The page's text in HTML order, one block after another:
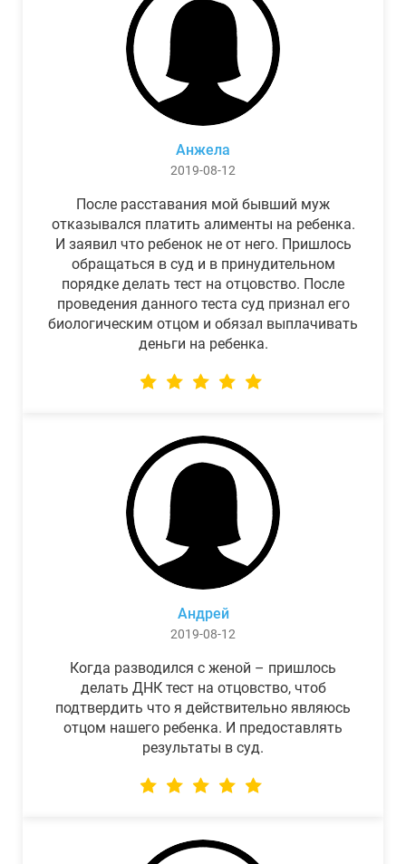
Анжела
2019-08-12
После расставания мой бывший муж
отказывался платить алименты на ребенка.
И заявил что ребенок не от него. Пришлось
обращаться в суд и в принудительном
порядке делать тест на отцовство. После
проведения данного теста суд признал его
биологическим отцом и обязал выплачивать
деньги на ребенка.
Андрей
2019-08-12
Когда разводился с женой – пришлось
делать ДНК тест на отцовство, чтоб
подтвердить что я действительно являюсь
отцом нашего ребенка. И предоставлять
результаты в суд.